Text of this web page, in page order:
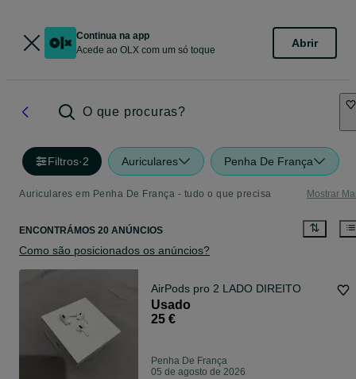
Continua na app
Acede ao OLX com um só toque
Abrir
O que procuras?
Filtros·2 Auriculares Penha De França
Auriculares em Penha De França - tudo o que precisa Mostrar
ENCONTRÁMOS 20 ANÚNCIOS
Como são posicionados os anúncios?
AirPods pro 2 LADO DIREITO
Usado
25 €
Penha De França
05 de agosto de 2026